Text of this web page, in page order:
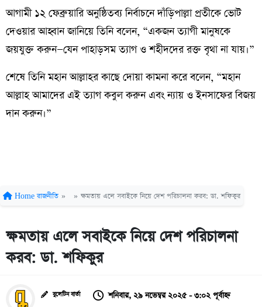
আগামী ১২ ফেব্রুয়ারি অনুষ্ঠিতব্য নির্বাচনে দাঁড়িপাল্লা প্রতীকে ভোট
দেওয়ার আহ্বান জানিয়ে তিনি বলেন, “একজন ত্যাগী মানুষকে
জয়যুক্ত করুন—যেন পাহাড়সম ত্যাগ ও শহীদদের রক্ত বৃথা না যায়।”
শেষে তিনি মহান আল্লাহর কাছে দোয়া কামনা করে বলেন, “মহান
আল্লাহ আমাদের এই ত্যাগ কবুল করুন এবং ন্যায় ও ইনসাফের বিজয়
দান করুন।”
Home রাজনীতি » » ক্ষমতায় এলে সবাইকে নিয়ে দেশ পরিচালনা করব: ডা. শফিকুর
ক্ষমতায় এলে সবাইকে নিয়ে দেশ পরিচালনা
করব: ডা. শফিকুর
বুলেটিন বার্তা শনিবার, ২৯ নভেম্বর ২০২৫ - ৩:০২ পূর্বাহ্ন